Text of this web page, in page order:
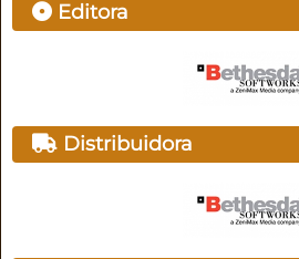
Editora
Distribuidora